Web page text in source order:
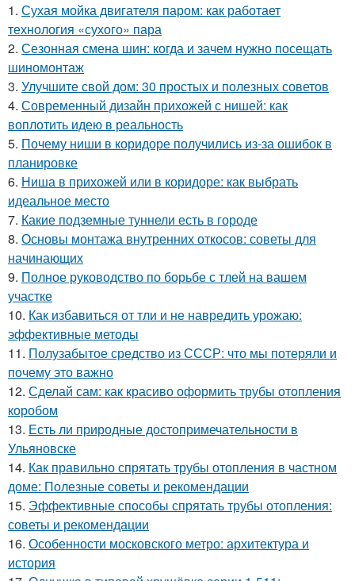
1. Сухая мойка двигателя паром: как работает
технология «сухого» пара
2. Сезонная смена шин: когда и зачем нужно посещать
шиномонтаж
3. Улучшите свой дом: 30 простых и полезных советов
4. Современный дизайн прихожей с нишей: как
воплотить идею в реальность
5. Почему ниши в коридоре получились из-за ошибок в
планировке
6. Ниша в прихожей или в коридоре: как выбрать
идеальное место
7. Какие подземные туннели есть в городе
8. Основы монтажа внутренних откосов: советы для
начинающих
9. Полное руководство по борьбе с тлей на вашем
участке
10. Как избавиться от тли и не навредить урожаю:
эффективные методы
11. Полузабытое средство из СССР: что мы потеряли и
почему это важно
12. Сделай сам: как красиво оформить трубы отопления
коробом
13. Есть ли природные достопримечательности в
Ульяновске
14. Как правильно спрятать трубы отопления в частном
доме: Полезные советы и рекомендации
15. Эффективные способы спрятать трубы отопления:
советы и рекомендации
16. Особенности московского метро: архитектура и
история